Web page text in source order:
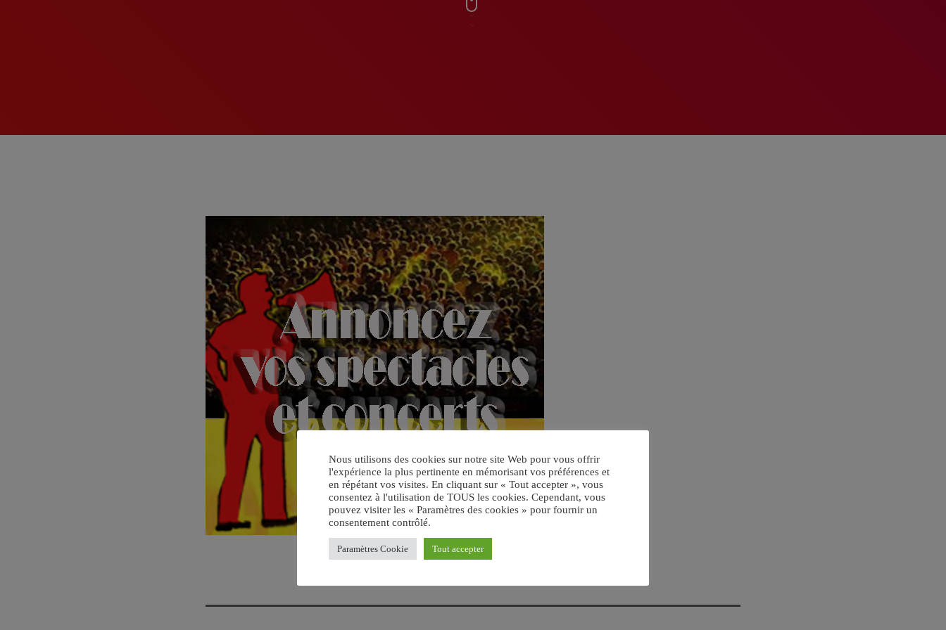
Nous utilisons des cookies sur notre site Web pour vous offrir
l'expérience la plus pertinente en mémorisant vos préférences et
en répétant vos visites. En cliquant sur « Tout accepter », vous
consentez à l'utilisation de TOUS les cookies. Cependant, vous
pouvez visiter les « Paramètres des cookies » pour fournir un
consentement contrôlé.
Paramètres Cookie Tout accepter